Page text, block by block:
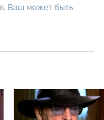
Ваш может быть